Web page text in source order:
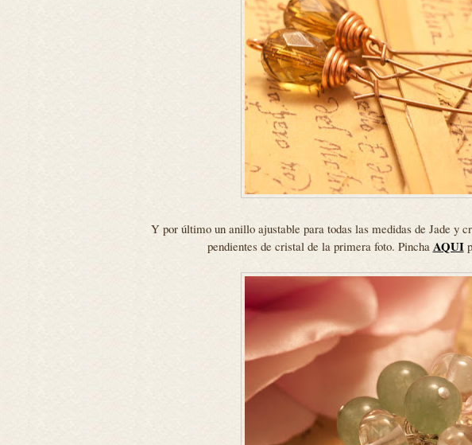
Y por último un anillo ajustable para todas las medidas de Jade y
pendientes de cristal de la primera foto. Pincha AQUI